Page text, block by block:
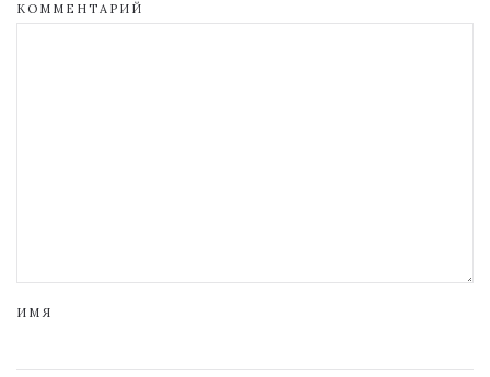
КОММЕНТАРИЙ
ИМЯ